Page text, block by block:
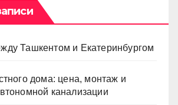
Ташкентом и Екатеринбургом
дома: цена, монтаж и
канализации